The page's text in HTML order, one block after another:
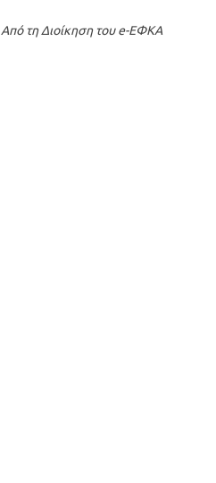
Από τη Διοίκηση του e-ΕΦΚΑ